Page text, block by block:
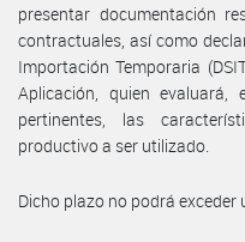
presentar documentación
contractuales, así como
Importación Temporaria
Aplicación, quien
pertinentes, las
productivo a ser utilizado.
Dicho plazo no podrá exceder